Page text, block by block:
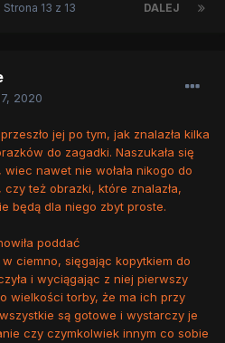
DALEJ
Strona 13 z 13
2020
jej po tym, jak znalazła kilka
do zagadki. Naszukała się
nawet nie wołała nikogo do
też obrazki, które znalazła,
będą dla niego zbyt proste.
poddać
ciemno, sięgając kopytkiem do
i wyciągając z niej pierwszy
wielkości torby, że ma ich przy
są gotowe i wystarczy je
czy czymkolwiek innym co sobie